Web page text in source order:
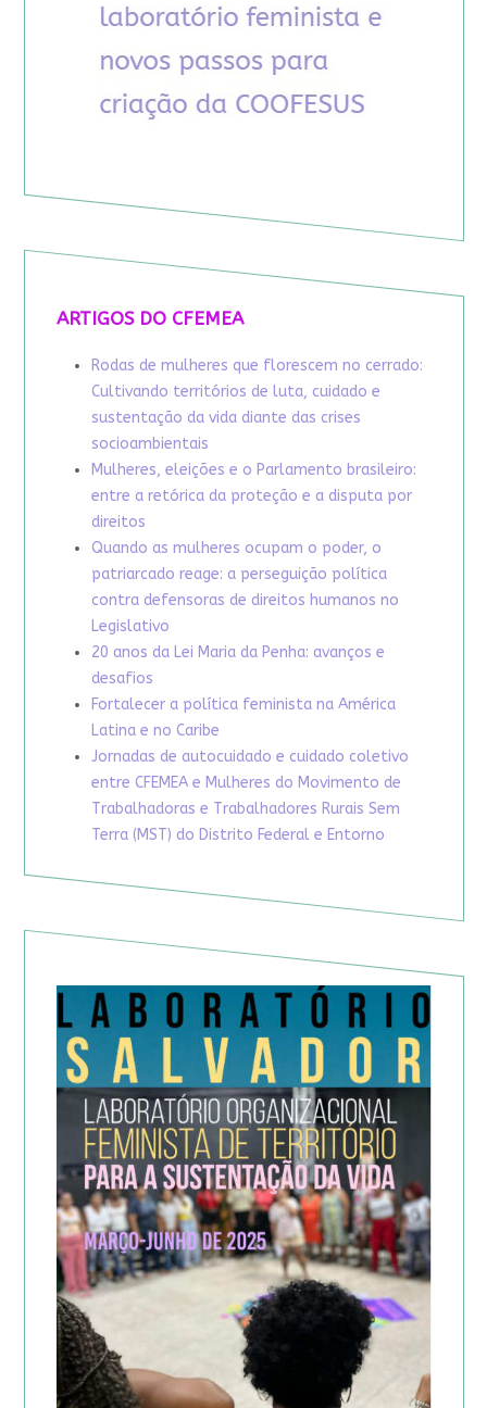
ARTIGOS DO CFEMEA
Rodas de mulheres que florescem no cerrado:
Cultivando territórios de luta, cuidado e
sustentação da vida diante das crises
socioambientais
Mulheres, eleições e o Parlamento brasileiro:
entre a retórica da proteção e a disputa por
direitos
Quando as mulheres ocupam o poder, o
patriarcado reage: a perseguição política
contra defensoras de direitos humanos no
Legislativo
20 anos da Lei Maria da Penha: avanços e
desafios
Fortalecer a política feminista na América
Latina e no Caribe
Jornadas de autocuidado e cuidado coletivo
entre CFEMEA e Mulheres do Movimento de
Trabalhadoras e Trabalhadores Rurais Sem
Terra (MST) do Distrito Federal e Entorno